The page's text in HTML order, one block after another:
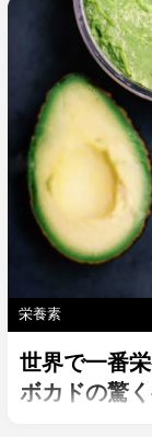
栄養素
世界で一番
ボカドの驚